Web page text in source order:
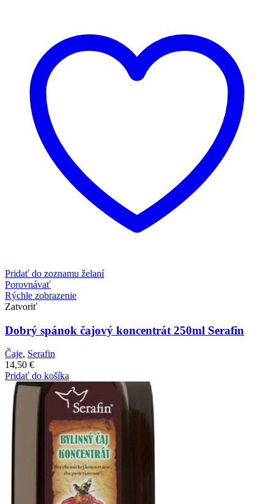
Pridať do zoznamu želaní
Porovnávať
Rýchle zobrazenie
Zatvoriť
Dobrý spánok čajový koncentrát 250ml Serafin
Čaje, Serafin
14,50 €
Pridať do košíka